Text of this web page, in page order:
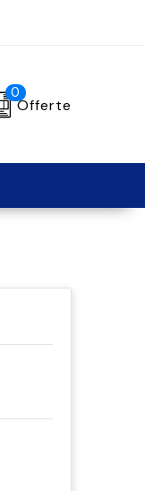
0
Offerte